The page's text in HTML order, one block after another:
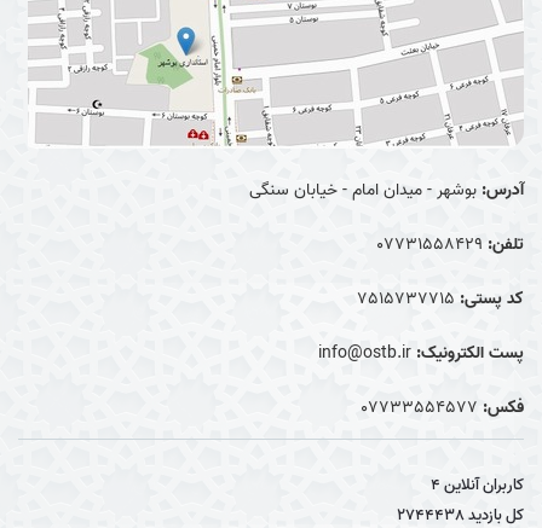
آدرس: بوشهر - میدان امام - خیابان سنگی
تلفن: 07731558429
کد پستی: 7515737715
پست الکترونیک: info@ostb.ir
فکس: 07733554577
کاربران آنلاین4
کل بازدید2744438